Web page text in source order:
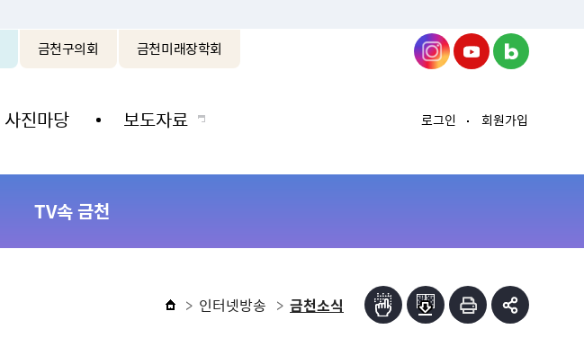
금천구의회 금천미래장학회
사진마당 보도자료 로그인 회원가입
TV속 금천
인터넷방송 금천소식